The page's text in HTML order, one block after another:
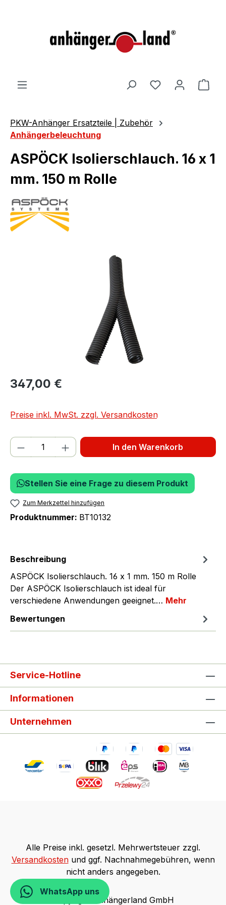
PKW-Anhänger Ersatzteile | Zubehör
Anhängerbeleuchtung
ASPÖCK Isolierschlauch. 16 x 1
mm. 150 m Rolle
Bildergalerie überspringen
347,00 €
Preise inkl. MwSt. zzgl. Versandkosten
Produkt Anzahl: Gib den gewünschten
In den Warenkorb
Stellen Sie eine Frage zu diesem Produkt
Zum Merkzettel hinzufügen
Produktnummer: BT10132
Beschreibung
ASPÖCK Isolierschlauch. 16 x 1 mm. 150 m Rolle
Der ASPÖCK Isolierschlauch ist ideal für
verschiedene Anwendungen geeignet.… Mehr
Bewertungen
Service-Hotline
Informationen
Unternehmen
Alle Preise inkl. gesetzl. Mehrwertsteuer zzgl.
Versandkostenund ggf. Nachnahmegebühren, wenn
nicht anders angegeben.
Copyright Anhängerland GmbH
WhatsApp uns